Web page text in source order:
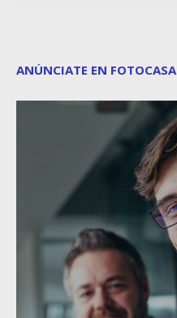
ANÚNCIATE EN FOTOCASA